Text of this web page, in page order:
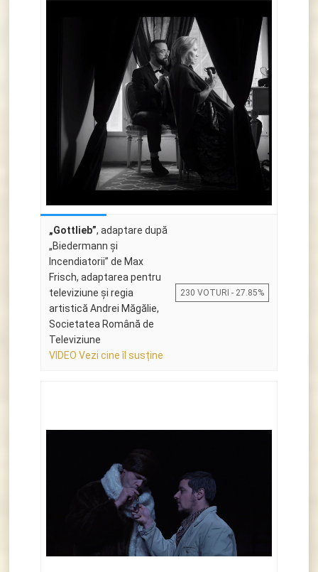
„Gottlieb”, adaptare după
„Biedermann şi
Incendiatorii” de Max
Frisch, adaptarea pentru
televiziune și regia
artistică Andrei Măgălie,
Societatea Română de
Televiziune
VIDEO Vezi cine îl susține
230 VOTURI - 27.85%